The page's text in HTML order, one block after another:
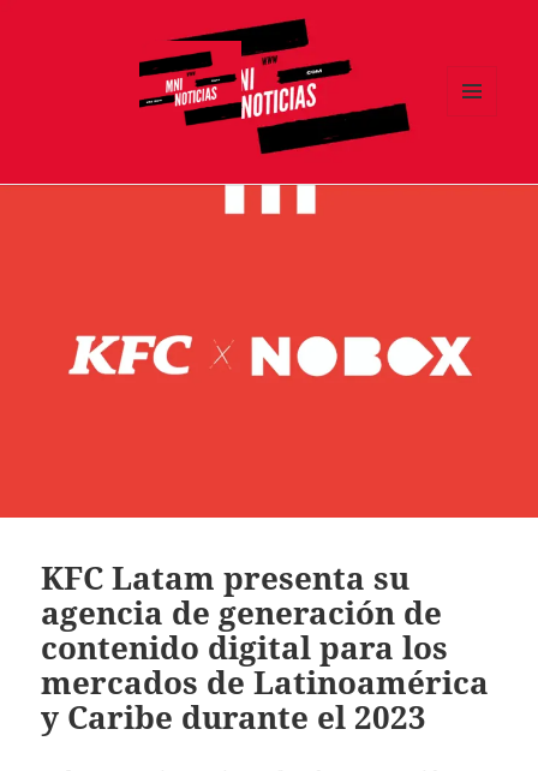
KFC Latam presenta su
agencia de generación de
contenido digital para los
mercados de Latinoamérica
y Caribe durante el 2023